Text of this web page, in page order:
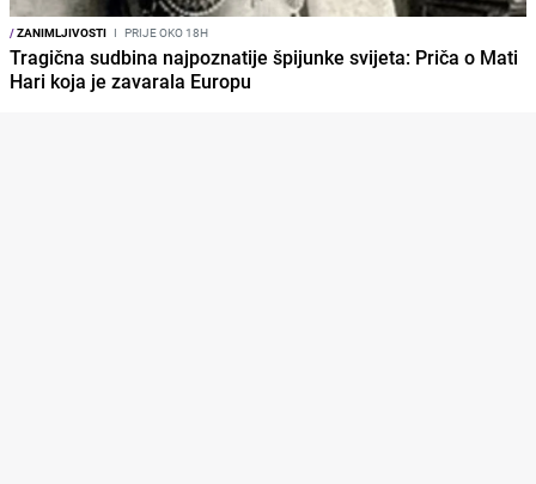
/ZANIMLJIVOSTI I PRIJE OKO 18H
Tragična sudbina najpoznatije špijunke svijeta: Priča o Mati
Hari koja je zavarala Europu